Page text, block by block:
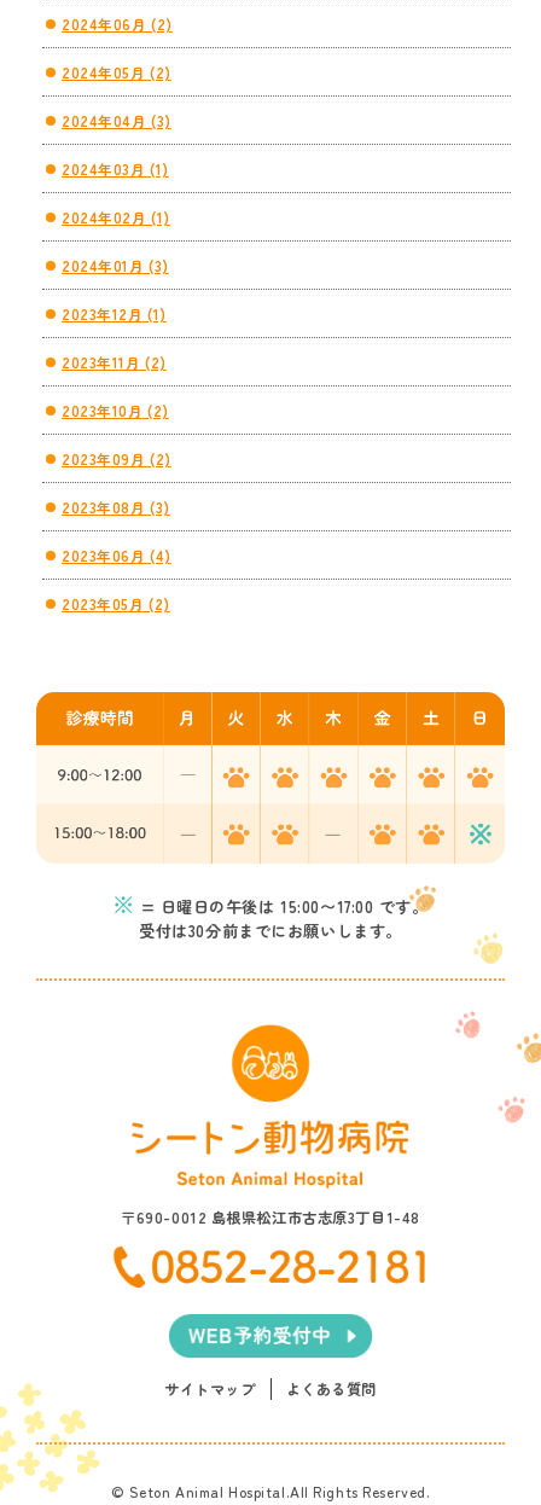
2024年06月 (2)
2024年05月 (2)
2024年04月 (3)
2024年03月 (1)
2024年02月 (1)
2024年01月 (3)
2023年12月 (1)
2023年11月 (2)
2023年10月 (2)
2023年09月 (2)
2023年08月 (3)
2023年06月 (4)
2023年05月 (2)
※ = 日曜日の午後は 15:00〜17:00 です。
受付は30分前までにお願いします。
〒690-0012 島根県松江市古志原3丁目1-48
サイトマップ よくある質問
© Seton Animal Hospital.All Rights Reserved.